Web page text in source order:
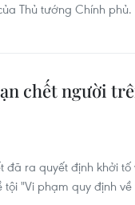
Thủ tướng Chính phủ.
chết người
ra quyết định khởi tố
"Vi phạm quy định